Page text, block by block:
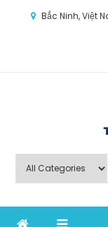
Bắc Ninh, Việt
Thế Giới